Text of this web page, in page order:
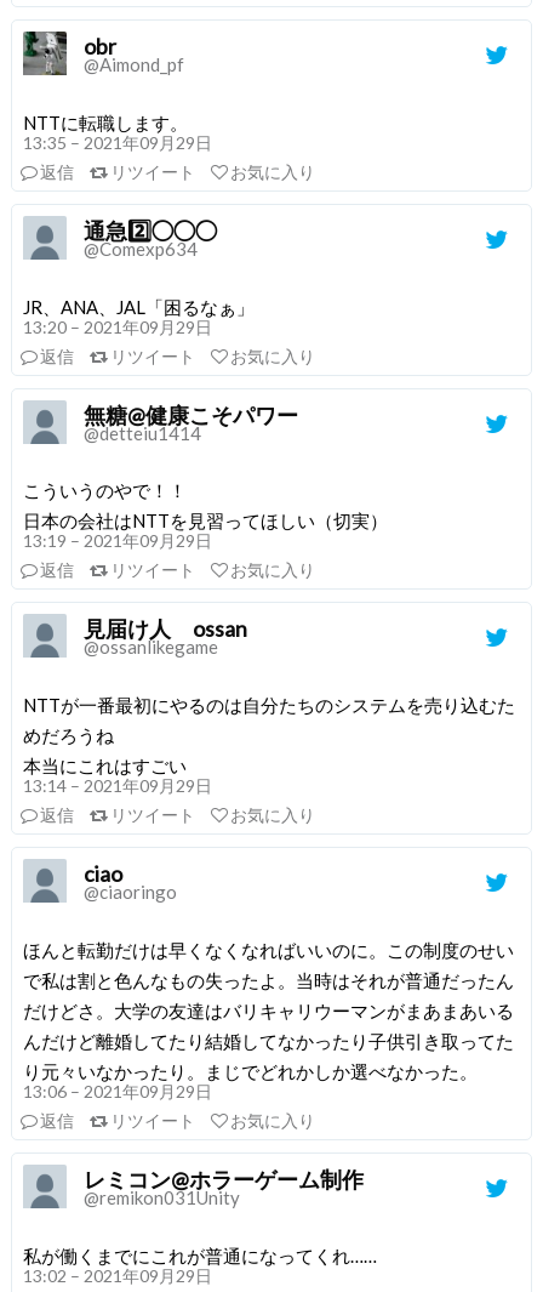
obr
@Aimond_pf
NTTに転職します。
13:35 – 2021年09月29日
返信
リツイート お気に入り
通急2️⃣◯◯◯
@Comexp634
JR、ANA、JAL「困るなぁ」
13:20 – 2021年09月29日
返信
リツイート お気に入り
無糖@健康こそパワー
@detteiu1414
こういうのやで！！
日本の会社はNTTを見習ってほしい（切実）
13:19 – 2021年09月29日
返信
リツイート お気に入り
見届け人 ossan
@ossanlikegame
NTTが一番最初にやるのは自分たちのシステムを売り込むた
めだろうね
本当にこれはすごい
13:14 – 2021年09月29日
返信
リツイート お気に入り
ciao
@ciaoringo
ほんと転勤だけは早くなくなればいいのに。この制度のせい
で私は割と色んなもの失ったよ。当時はそれが普通だったん
だけどさ。大学の友達はバリキャリウーマンがまあまあいる
んだけど離婚してたり結婚してなかったり子供引き取ってた
り元々いなかったり。まじでどれかしか選べなかった。
13:06 – 2021年09月29日
返信
リツイート お気に入り
レミコン@ホラーゲーム制作
@remikon031Unity
私が働くまでにこれが普通になってくれ……
13:02 – 2021年09月29日